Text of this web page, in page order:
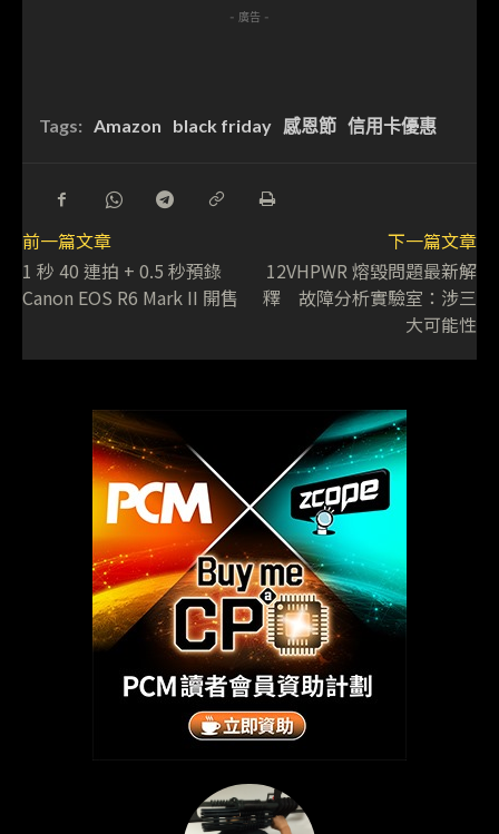
- 廣告 -
Tags: Amazon black friday 感恩節 信用卡優惠
前一篇文章
1 秒 40 連拍 + 0.5 秒預錄
Canon EOS R6 Mark II 開售
下一篇文章
12VHPWR 熔毀問題最新解
釋 故障分析實驗室：涉三
大可能性